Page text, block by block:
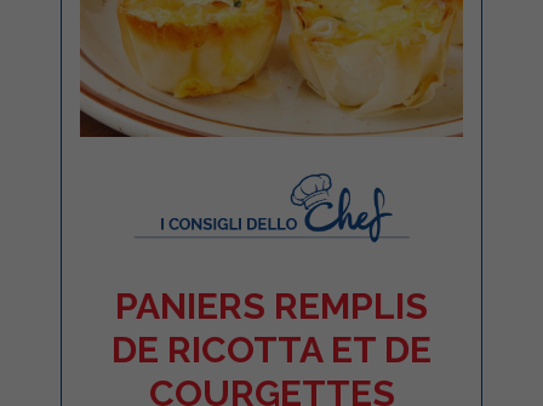
PANIERS REMPLIS
DE RICOTTA ET DE
COURGETTES